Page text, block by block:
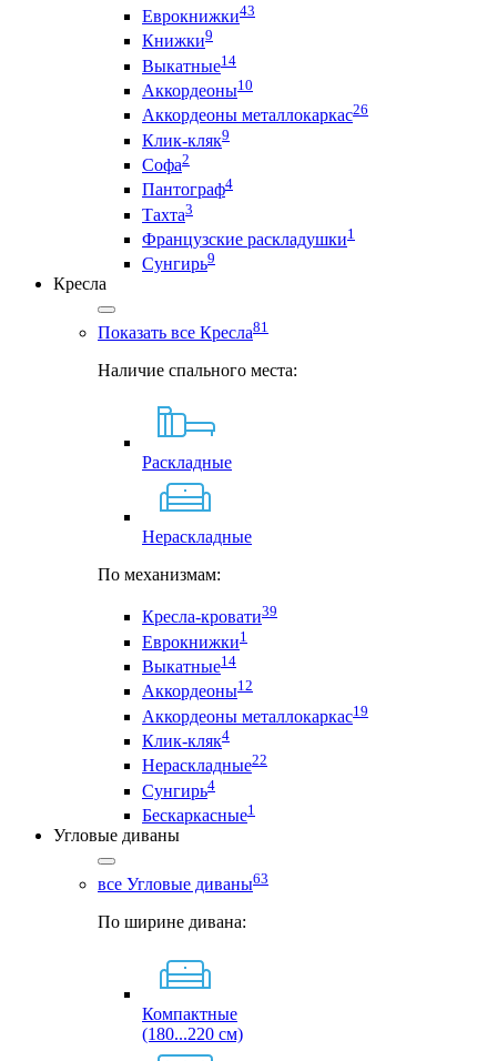
Еврокнижки43
Книжки9
Выкатные14
Аккордеоны10
Аккордеоны металлокаркас26
Клик-кляк9
Софа2
Пантограф4
Тахта3
Французские раскладушки1
Сунгирь9
Кресла
Показать все Кресла81
Наличие спального места:
Раскладные
Нераскладные
По механизмам:
Кресла-кровати39
Еврокнижки1
Выкатные14
Аккордеоны12
Аккордеоны металлокаркас19
Клик-кляк4
Нераскладные22
Сунгирь4
Бескаркасные1
Угловые диваны
все Угловые диваны63
По ширине дивана:
Компактные
(180...220 см)